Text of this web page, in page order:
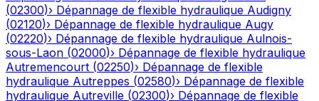
(02300)› Dépannage de flexible hydraulique Audigny
(02120)› Dépannage de flexible hydraulique Augy
(02220)› Dépannage de flexible hydraulique Aulnois-
sous-Laon (02000)› Dépannage de flexible hydraulique
Autremencourt (02250)› Dépannage de flexible
hydraulique Autreppes (02580)› Dépannage de flexible
hydraulique Autreville (02300)› Dépannage de flexible